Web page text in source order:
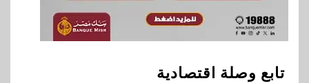
تابع وصلة اقتصادية